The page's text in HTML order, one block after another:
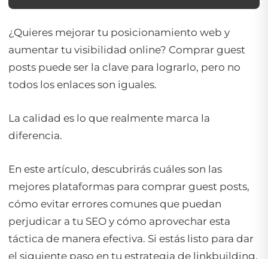
¿Quieres mejorar tu posicionamiento web y
aumentar tu visibilidad online? Comprar guest
posts puede ser la clave para lograrlo, pero no
todos los enlaces son iguales.
La calidad es lo que realmente marca la
diferencia.
En este artículo, descubrirás cuáles son las
mejores plataformas para comprar guest posts,
cómo evitar errores comunes que puedan
perjudicar a tu SEO y cómo aprovechar esta
táctica de manera efectiva. Si estás listo para dar
el siguiente paso en tu estrategia de linkbuilding,